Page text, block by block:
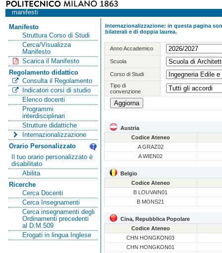
manifesti
Manifesto
Struttura Corso di Studi
Cerca/Visualizza
Manifesto
Scarica il Manifesto
Regolamento didattico
Consulta il Regolamento
Indicatori corsi di studio
Elenco docenti
Programmi
interdisciplinari
Strutture didattiche
Internazionalizzazione
Orario Personalizzato
Il tuo orario personalizzato è
disabilitato
Abilita
Ricerche
Cerca Docenti
Cerca Insegnamenti
Cerca insegnamenti degli
Ordinamenti precedenti
al D.M.509
Erogati in lingua Inglese
Internazionalizzazione: in questa pagina
bilaterali e di doppia laurea.
Anno Accademico
Scuola
Corso di Studi
Tipo di
convenzione
Austria
Codice Ateneo
A GRAZ02
A WIEN02
Belgio
Codice Ateneo
B LOUVAIN01
B MONS21
Cina, Repubblica Popolare
Codice Ateneo
CHN HONGKON03
CHN HONGKON01